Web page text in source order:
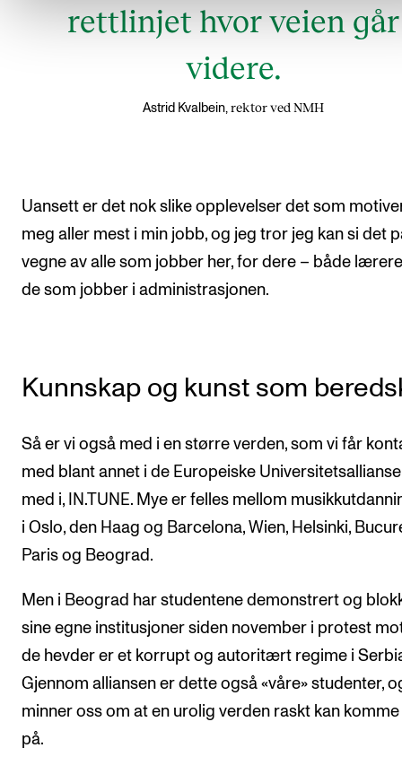
rettlinjet hvor veien går
videre.
Astrid Kvalbein, rektor ved NMH
Uansett er det nok slike opplevelser det som
meg aller mest i min jobb, og jeg tror jeg kan si det
vegne av alle som jobber her, for dere – både
de som jobber i administrasjonen.
Kunnskap og kunst som
Så er vi også med i en større verden, som vi får
med blant annet i de Europeiske
med i, IN.TUNE. Mye er felles mellom
i Oslo, den Haag og Barcelona, Wien, Helsinki,
Paris og Beograd.
Men i Beograd har studentene demonstrert og
sine egne institusjoner siden november i protest
de hevder er et korrupt og autoritært regime i
Gjennom alliansen er dette også «våre» studenter,
minner oss om at en urolig verden raskt kan
på.